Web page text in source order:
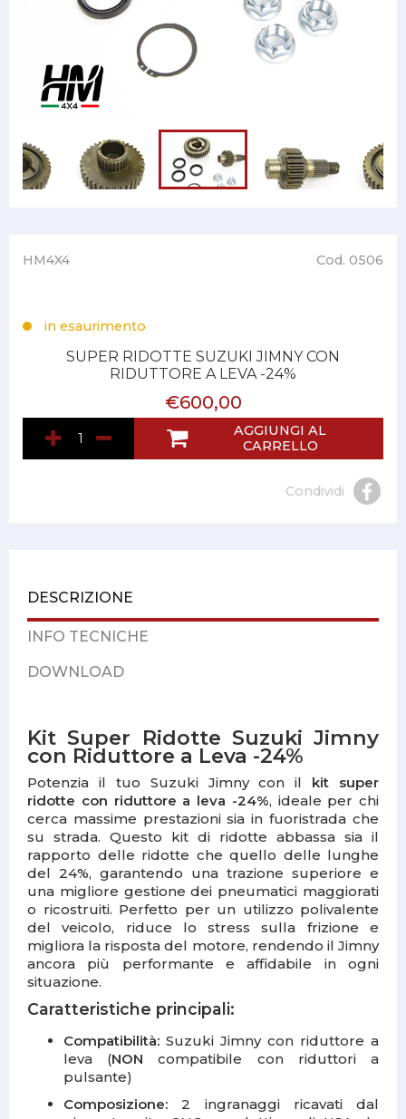
HM4X4 Cod. 0506
in esaurimento
SUPER RIDOTTE SUZUKI JIMNY CON
RIDUTTORE A LEVA -24%
€600,00
AGGIUNGI AL
CARRELLO
Condividi
DESCRIZIONE
INFO TECNICHE
DOWNLOAD
Kit Super Ridotte Suzuki Jimny
con Riduttore a Leva -24%
Potenzia il tuo Suzuki Jimny con il kit super
ridotte con riduttore a leva -24%, ideale per chi
cerca massime prestazioni sia in fuoristrada che
su strada. Questo kit di ridotte abbassa sia il
rapporto delle ridotte che quello delle lunghe
del 24%, garantendo una trazione superiore e
una migliore gestione dei pneumatici maggiorati
o ricostruiti. Perfetto per un utilizzo polivalente
del veicolo, riduce lo stress sulla frizione e
migliora la risposta del motore, rendendo il Jimny
ancora più performante e affidabile in ogni
situazione.
Caratteristiche principali:
Compatibilità: Suzuki Jimny con riduttore a
leva (NON compatibile con riduttori a
pulsante)
Composizione: 2 ingranaggi ricavati dal